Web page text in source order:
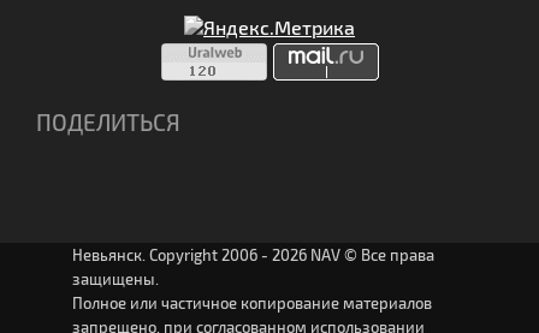
ПОДЕЛИТЬСЯ
Невьянск. Copyright 2006 - 2026 NAV © Все права
защищены.
Полное или частичное копирование материалов
запрещено, при согласованном использовании